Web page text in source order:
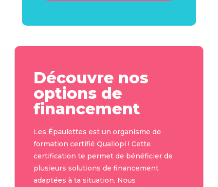
Découvre nos
options de
financement
Les Épaulettes est un organisme de
formation certifié Qualiopi ! Cette
certification te permet de bénéficier de
plusieurs solutions de financement
adaptées à ta situation. Nous